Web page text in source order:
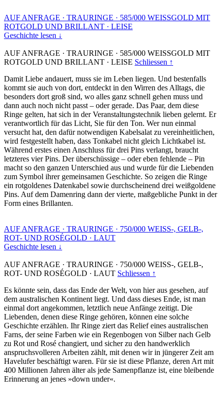
AUF ANFRAGE · TRAURINGE · 585/000 WEISSGOLD MIT
ROTGOLD UND BRILLANT · LEISE
Geschichte lesen ↓
AUF ANFRAGE · TRAURINGE · 585/000 WEISSGOLD MIT
ROTGOLD UND BRILLANT · LEISE Schliessen ↑
Damit Liebe andauert, muss sie im Leben liegen. Und bestenfalls
kommt sie auch von dort, entdeckt in den Wirren des Alltags, die
besonders dort groß sind, wo alles ganz schnell gehen muss und
dann auch noch nicht passt – oder gerade. Das Paar, dem diese
Ringe gelten, hat sich in der Veranstaltungstechnik lieben gelernt. Er
verantwortlich für das Licht, Sie für den Ton. Wer nun einmal
versucht hat, den dafür notwendigen Kabelsalat zu vereinheitlichen,
wird festgestellt haben, dass Tonkabel nicht gleich Lichtkabel ist.
Während erstes einen Anschluss für drei Pins verlangt, braucht
letzteres vier Pins. Der überschüssige – oder eben fehlende – Pin
macht so den ganzen Unterschied aus und wurde für die Liebenden
zum Symbol ihrer gemeinsamen Geschichte. So zeigen die Ringe
ein rotgoldenes Datenkabel sowie durchscheinend drei weißgoldene
Pins. Auf dem Damenring dann der vierte, maßgebliche Punkt in der
Form eines Brillanten.
AUF ANFRAGE · TRAURINGE · 750/000 WEISS-, GELB-,
ROT- UND ROSÉGOLD · LAUT
Geschichte lesen ↓
AUF ANFRAGE · TRAURINGE · 750/000 WEISS-, GELB-,
ROT- UND ROSÉGOLD · LAUT Schliessen ↑
Es könnte sein, dass das Ende der Welt, von hier aus gesehen, auf
dem australischen Kontinent liegt. Und dass dieses Ende, ist man
einmal dort angekommen, letztlich neue Anfänge zeitigt. Die
Liebenden, denen diese Ringe gehören, können eine solche
Geschichte erzählen. Ihr Ringe ziert das Relief eines australischen
Farns, der seine Farben wie ein Regenbogen von Silber nach Gelb
zu Rot und Rosé changiert, und sicher zu den handwerklich
anspruchsvolleren Arbeiten zählt, mit denen wir in jüngerer Zeit am
Havelufer beschäftigt waren. Für sie ist diese Pflanze, deren Art mit
400 Millionen Jahren älter als jede Samenpflanze ist, eine bleibende
Erinnerung an jenes »down under«.